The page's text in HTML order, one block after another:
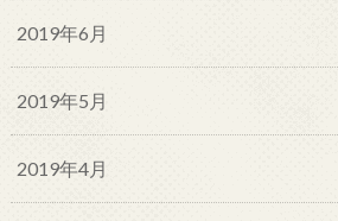
2019年6月
2019年5月
2019年4月